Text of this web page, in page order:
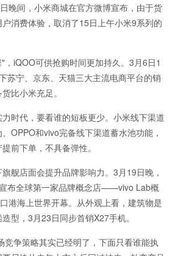
晚间，小米商城在官方微博宣布，由于货
消费体验，取消了15日上午小米9系列的
，iQOO可供抢购时间更加持久。3月6日1
苏宁、京东、天猫三大主流电商平台的销
比小米充足。
时代，要看谁的短板更少。小米线下渠道
OPPO和vivo完备线下渠道蓄水池功能，
前下单，不具备弹性。
舰店面会提升品牌影响力。3月19日晚，
布全球第一家品牌概念店——vivo Lab概
港海上世界开幕。从外观上看，建筑物是
型，3月23日同步首销X27手机。
竞争策略其实已经明了，下面只看谁能执